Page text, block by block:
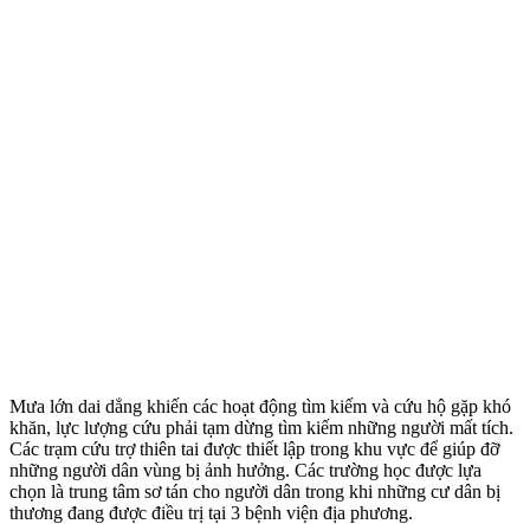
Mưa lớn dai dẳng khiến các hoạt động tìm kiếm và cứu hộ gặp khó
khăn, lực lượng cứu phải tạm dừng tìm kiếm những người mất tích.
Các trạm cứu trợ thiên tai được thiết lập trong khu vực để giúp đỡ
những người dân vùng bị ảnh hưởng. Các trường học được lựa
chọn là trung tâm sơ tán cho người dân trong khi những cư dân bị
thương đang được điều trị tại 3 bệnh viện địa phương.